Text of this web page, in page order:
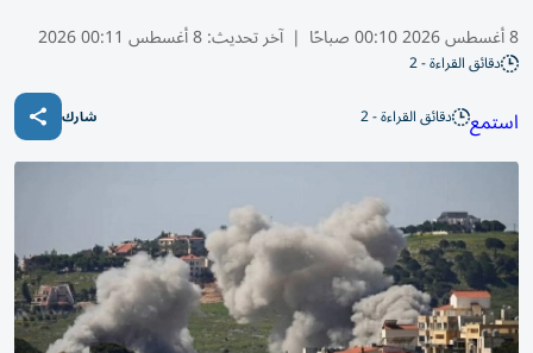
8 أغسطس 2026 00:10 صباحًا | آخر تحديث:8 أغسطس 00:11 2026
دقائق القراءة - 2
استمع دقائق القراءة - 2 شارك